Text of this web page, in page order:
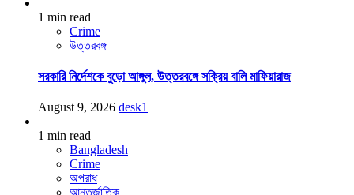
1 min read
Crime
উত্তরবঙ্গ
সরকারি নির্দেশকে বুড়ো আঙ্গুল, উত্তরবঙ্গে সক্রিয় বালি মাফিয়ারাজ
August 9, 2026 desk1
1 min read
Bangladesh
Crime
অপরাধ